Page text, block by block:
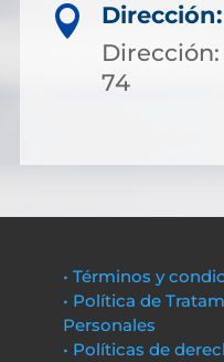

Dirección:
Dirección:
74
• Términos y
• Política de
Personales
• Políticas de